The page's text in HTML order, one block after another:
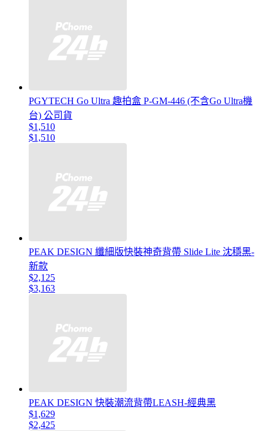
PGYTECH Go Ultra 趣拍盒 P-GM-446 (不含Go Ultra機
台) 公司貨
$1,510
$1,510
PEAK DESIGN 纖細版快裝神奇背帶 Slide Lite 沈穩黑-
新款
$2,125
$3,163
PEAK DESIGN 快裝潮流背帶LEASH-經典黑
$1,629
$2,425